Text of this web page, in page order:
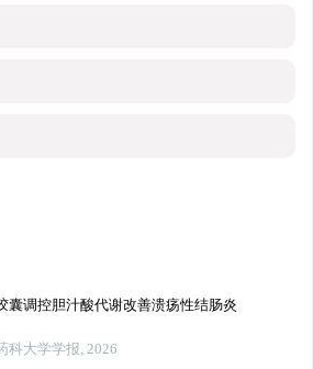
囊调控胆汁酸代谢改善溃疡性结肠炎
科大学学报, 2026